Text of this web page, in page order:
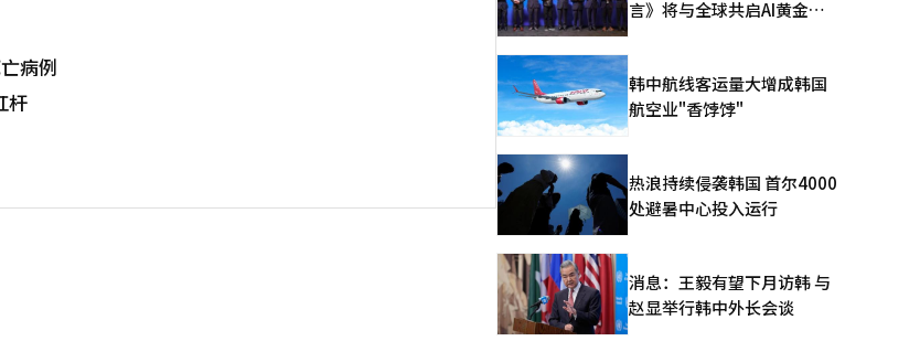
病例
杆
言》将与全球共启AI黄金时
韩中航线客运量大增成韩国
航空业"香饽饽"
热浪持续侵袭韩国 首尔4000
处避暑中心投入运行
消息：王毅有望下月访韩 与
赵显举行韩中外长会谈